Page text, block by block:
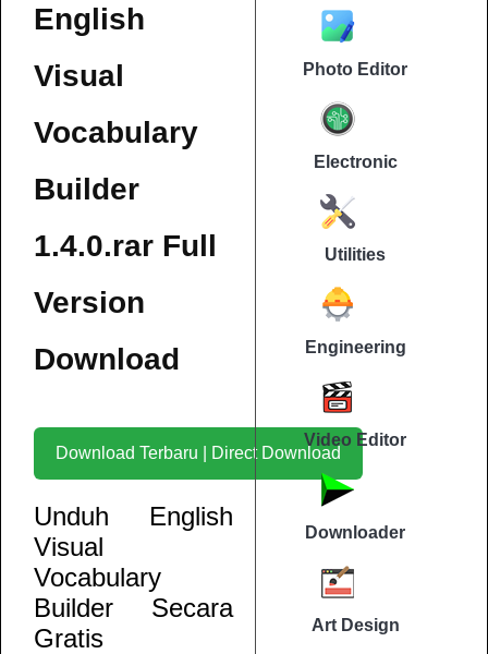
English
Visual
Vocabulary
Builder
1.4.0.rar Full
Version
Download
Download Terbaru | Direct Download
Unduh English
Visual
Vocabulary
Builder Secara
Gratis
Photo Editor
Electronic
Utilities
Engineering
Video Editor
Downloader
Art Design